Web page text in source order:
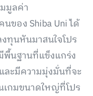
มูลค่า
ของ Shiba Uni ได้
ทุนหันมาสนใจโปร
พื้นฐานที่แข็งแกร่ง
ละมีความมุ่งมั่นที่จะ
กมขนาดใหญ่ที่โปร